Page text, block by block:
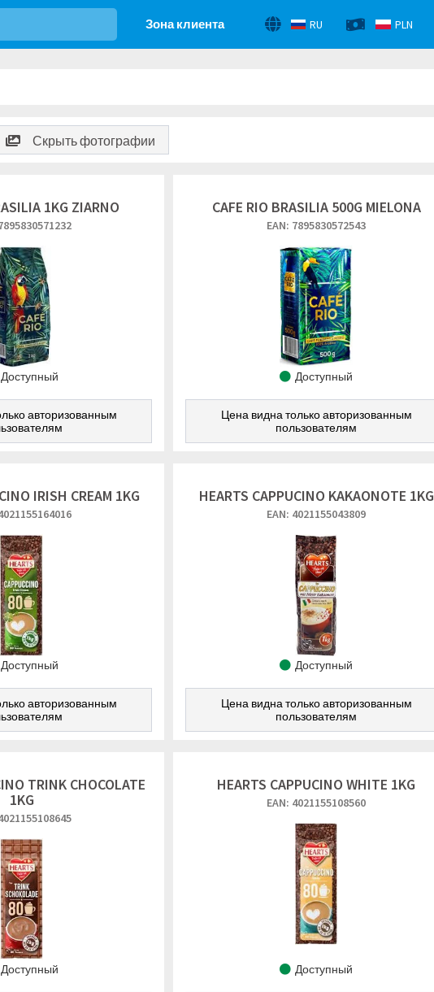
Зона клиента RU PLN
Скрыть фотографии
1KG ZIARNO
Доступный
авторизованным
CAFE RIO BRASILIA 500G MIELONA
EAN: 7895830572543
Доступный
Цена видна только авторизованным
пользователям
IRISH CREAM 1KG
Доступный
авторизованным
HEARTS CAPPUCINO KAKAONOTE 1KG
EAN: 4021155043809
Доступный
Цена видна только авторизованным
пользователям
TRINK CHOCOLATE
1KG
Доступный
HEARTS CAPPUCINO WHITE 1KG
EAN: 4021155108560
Доступный